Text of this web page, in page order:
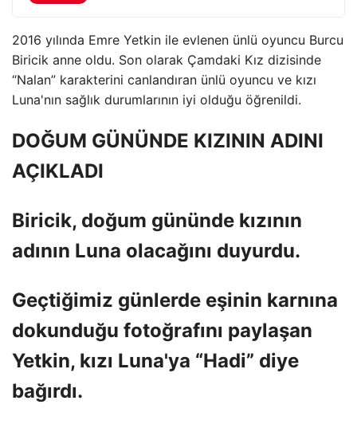
2016 yılında Emre Yetkin ile evlenen ünlü oyuncu Burcu
Biricik anne oldu. Son olarak Çamdaki Kız dizisinde
“Nalan” karakterini canlandıran ünlü oyuncu ve kızı
Luna'nın sağlık durumlarının iyi olduğu öğrenildi.
DOĞUM GÜNÜNDE KIZININ ADINI
AÇIKLADI
Biricik, doğum gününde kızının
adının Luna olacağını duyurdu.
Geçtiğimiz günlerde eşinin karnına
dokunduğu fotoğrafını paylaşan
Yetkin, kızı Luna'ya “Hadi” diye
bağırdı.